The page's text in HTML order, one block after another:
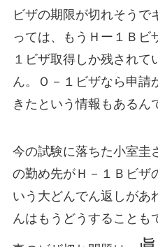
ビザの期限が切れそうで
っては、もうＨー１Ｂビ
１ビザ取得しか残されて
ん。Ｏ－１ビザなら申請
きたという情報もあるん
今の試験に落ちた小室圭
の勤め先がＨ－１Ｂビザ
いう大どんでん返しがあ
んはもうどうすることも